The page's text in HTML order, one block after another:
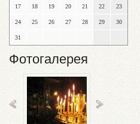
17 18 19 20 21 22 23
24 25 26 27 28 29 30
31
Фотогалерея